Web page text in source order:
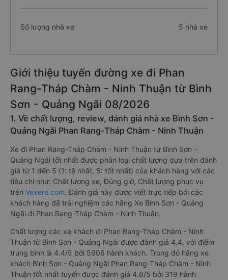
Số lượng nhà xe 5 nhà xe
Giới thiệu tuyến đường xe đi Phan
Rang-Tháp Chàm - Ninh Thuận từ Bình
Sơn - Quảng Ngãi 08/2026
1. Về chất lượng, review, đánh giá nhà xe Bình Sơn -
Quảng Ngãi Phan Rang-Tháp Chàm - Ninh Thuận
Xe đi Phan Rang-Tháp Chàm - Ninh Thuận từ Bình Sơn -
Quảng Ngãi tốt nhất được phân loại chất lượng dựa trên đánh
giá từ 1 đến 5 (1: tệ nhất, 5: tốt nhất) của khách hàng với các
tiêu chí như: Chất lượng xe, Đúng giờ, Chất lượng phục vụ
trên Vexere.com. Đánh giá này được viết trực tiếp bởi các
khách hàng đã trải nghiệm các hãng Xe Bình Sơn - Quảng
Ngãi đi Phan Rang-Tháp Chàm - Ninh Thuận.
Chất lượng các xe khách đi Phan Rang-Tháp Chàm - Ninh
Thuận từ Bình Sơn - Quảng Ngãi được đánh giá 4.4, với điểm
trung bình là 4.4/5 bởi 5906 hành khách. Trong đó hãng xe
khách Bình Sơn - Quảng Ngãi Phan Rang-Tháp Chàm - Ninh
Thuận tốt nhất tuyến được đánh giá 4.6/5 bởi 319 hành